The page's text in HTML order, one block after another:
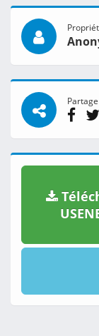
Partage